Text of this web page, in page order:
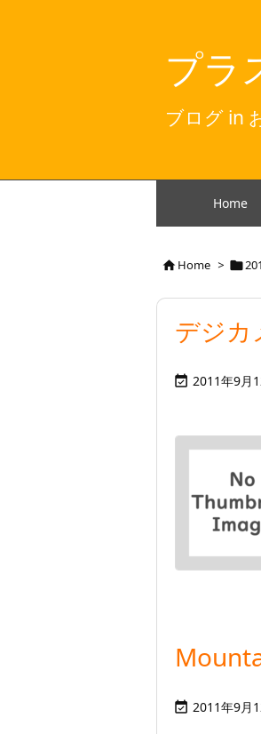
プラ
ブログ in
Home
Home > 
デジカ
 2011年9月
 2011年9月